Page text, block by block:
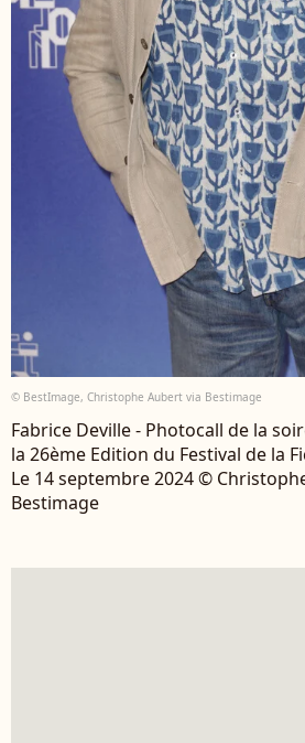
© BestImage, Christophe Aubert via Bestimage
Fabrice Deville - Photocall de la
la 26ème Edition du Festival de la
Le 14 septembre 2024 ©
Bestimage